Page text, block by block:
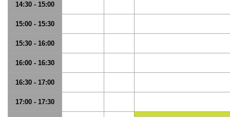
14:30 - 15:00
15:00 - 15:30
15:30 - 16:00
16:00 - 16:30
16:30 - 17:00
17:00 - 17:30